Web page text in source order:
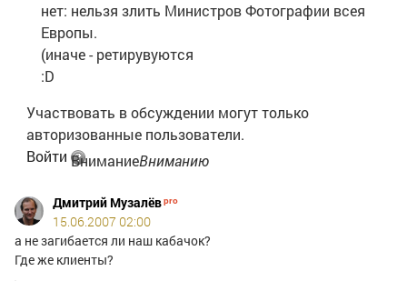
нет: нельзя злить Министров Фотографии всея
Европы.
(иначе - ретирувуются
:D
Участвовать в обсуждении могут только
авторизованные пользователи.
Войти ВниманиеВниманию
участников
Nonstop
Photos!
Во
Дмитрий Музалёв
15.06.2007 02:00
а не загибается ли наш кабачок?
Где же клиенты?